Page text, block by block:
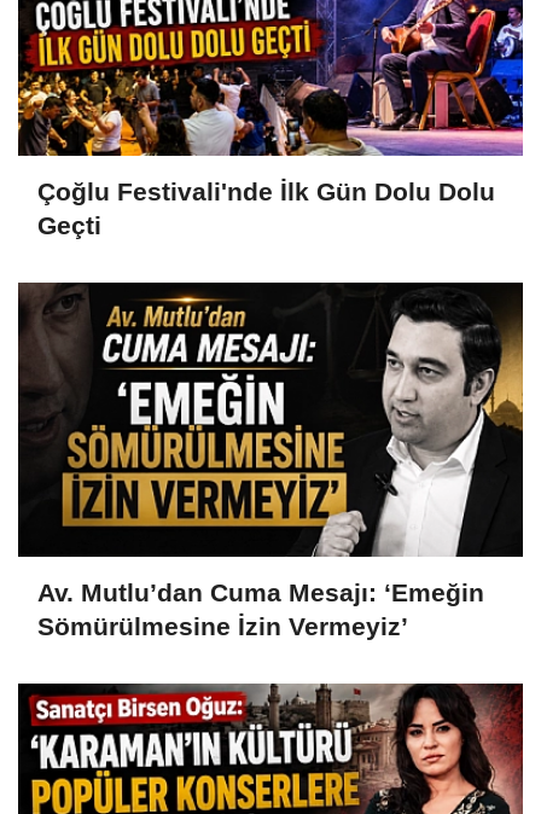
Çoğlu Festivali'nde İlk Gün Dolu Dolu
Geçti
Av. Mutlu’dan Cuma Mesajı: ‘Emeğin
Sömürülmesine İzin Vermeyiz’